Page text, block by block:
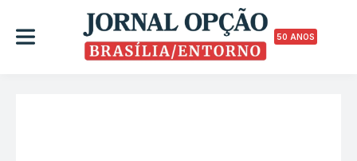
50 ANOS